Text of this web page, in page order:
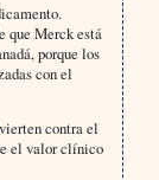
que Merck está
porque los
con el
contra el
el valor clínico